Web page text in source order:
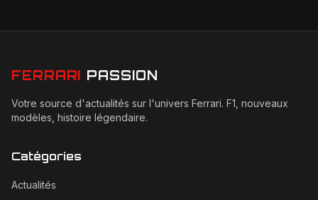
FERRARI PASSION
Votre source d'actualités sur l'univers Ferrari. F1, nouveaux
modèles, histoire légendaire.
Catégories
Actualités